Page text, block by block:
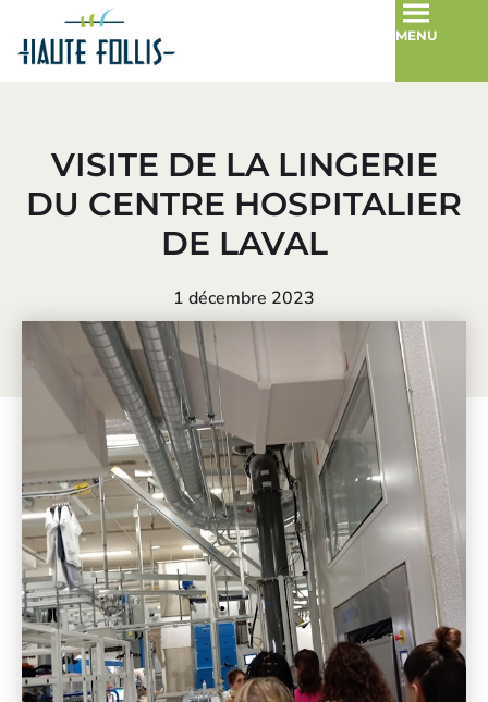
MENU
VISITE DE LA LINGERIE
DU CENTRE HOSPITALIER
DE LAVAL
1 décembre 2023